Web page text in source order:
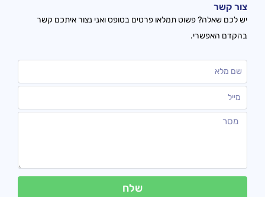
צור קשר
יש לכם שאלה? פשוט תמלאו פרטים בטופס ואני נצור איתכם קשר
בהקדם האפשרי.
שלח